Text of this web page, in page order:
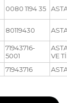
0080 1194 35
80119430
71943716-
5001
VE
71943716